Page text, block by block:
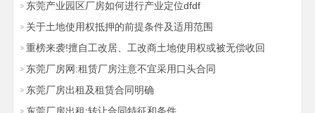
东莞产业园区厂房如何进行产业定位dfdf
关于土地使用权抵押的前提条件及适用范围
重榜来袭!擅自工改居、工改商土地使用权或被无偿收回
东莞厂房网:租赁厂房注意不宜采用口头合同
东莞厂房出租及租赁合同明确